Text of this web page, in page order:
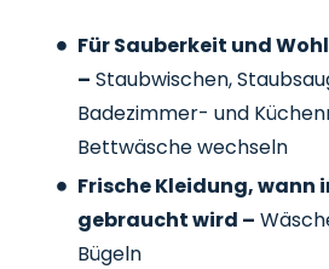
Für Sauberkeit und
– Staubwischen,
Badezimmer- und
Bettwäsche wechseln
Frische Kleidung, wann
gebraucht wird –
Bügeln